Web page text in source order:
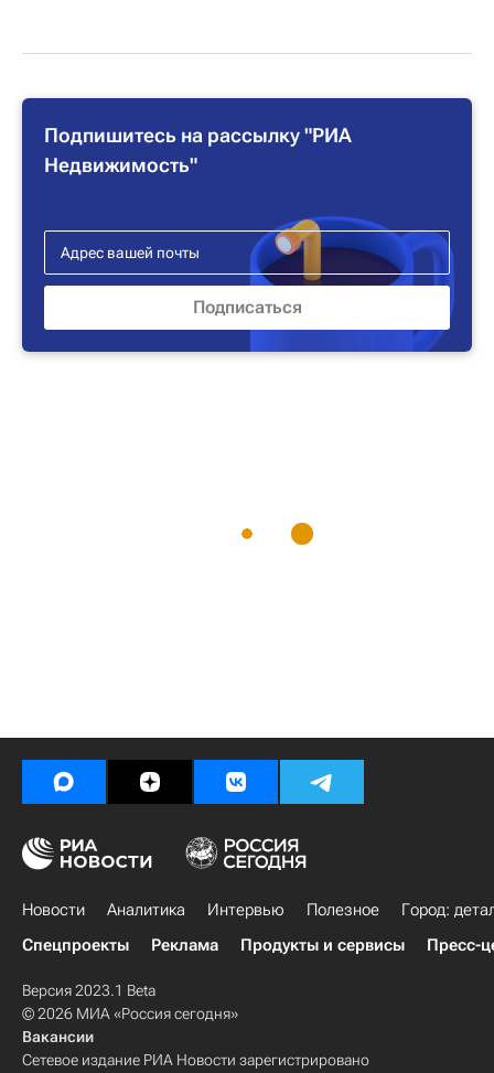
Подпишитесь на рассылку "РИА
Недвижимость"
Новости Аналитика Интервью Полезное
Город:
Спецпроекты
Реклама Продукты и сервисы Пресс-
Версия 2023.1 Beta
© 2026 МИА «Россия сегодня»
Вакансии
Сетевое издание РИА Новости зарегистрировано